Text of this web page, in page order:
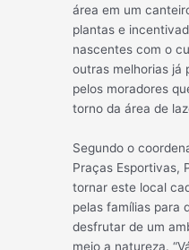
área em um
plantas e
nascentes com o
outras melhorias já
pelos moradores
torno da área de
Segundo o
Praças Esportivas,
tornar este local
pelas famílias para
desfrutar de um
meio a natureza.